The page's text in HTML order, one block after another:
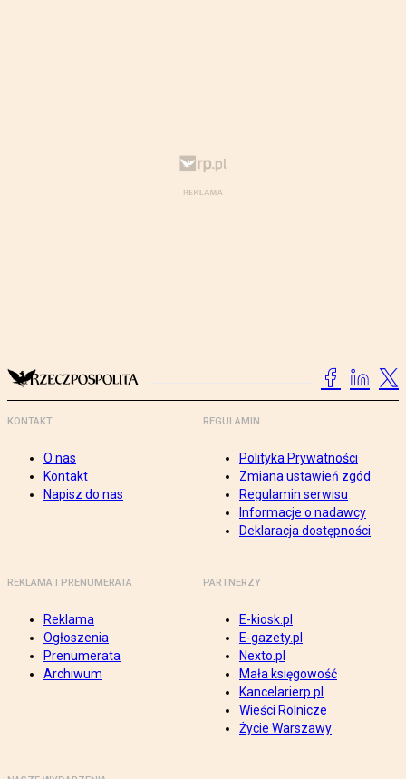
KONTAKT
O nas
Kontakt
Napisz do nas
REGULAMIN
Polityka Prywatności
Zmiana ustawień zgód
Regulamin serwisu
Informacje o nadawcy
Deklaracja dostępności
REKLAMA I PRENUMERATA
Reklama
Ogłoszenia
Prenumerata
Archiwum
PARTNERZY
E-kiosk.pl
E-gazety.pl
Nexto.pl
Mała księgowość
Kancelarierp.pl
Wieści Rolnicze
Życie Warszawy